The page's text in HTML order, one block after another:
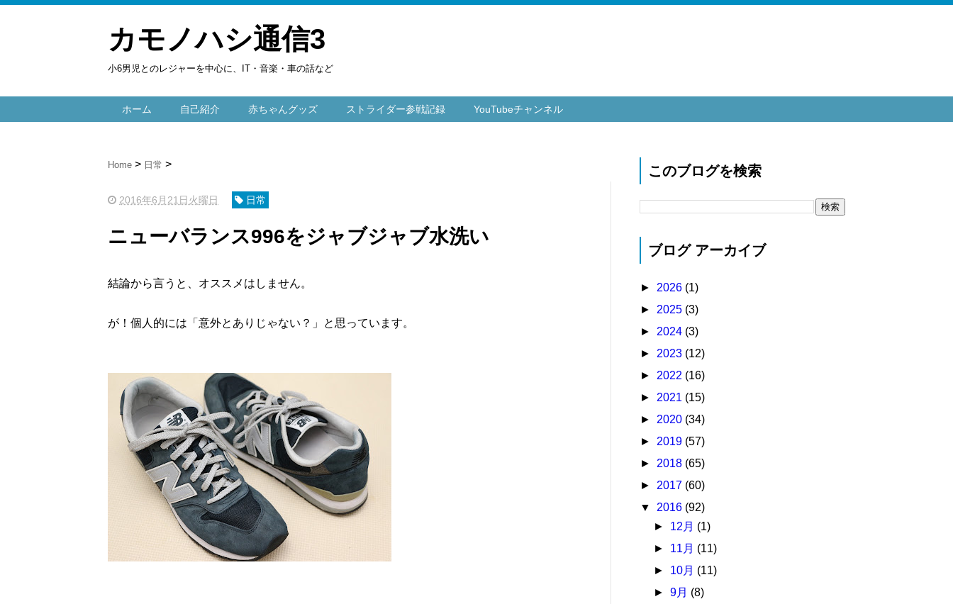
カモノハシ通信3
小6男児とのレジャーを中心に、IT・音楽・車の話など
ホーム 自己紹介 赤ちゃんグッズ ストライダー参戦記録 YouTubeチャンネル
Home 日常
2016年6月21日火曜日 日常
ニューバランス996をジャブジャブ水洗い
結論から言うと、オススメはしません。
が！個人的には「意外とありじゃない？」と思っています。
このブログを検索
ブログ アーカイブ
► 2026 (1)
► 2025 (3)
► 2024 (3)
► 2023 (12)
► 2022 (16)
► 2021 (15)
► 2020 (34)
► 2019 (57)
► 2018 (65)
► 2017 (60)
▼ 2016 (92)
► 12月 (1)
► 11月 (11)
► 10月 (11)
►9月 (8)